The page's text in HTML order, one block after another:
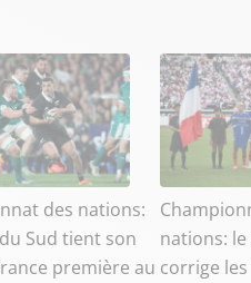
des nations:
Sud tient son
première au
nations: le
corrige